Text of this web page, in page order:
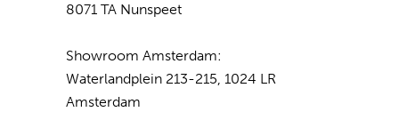
8071 TA Nunspeet
Showroom Amsterdam:
Waterlandplein 213-215, 1024 LR
Amsterdam